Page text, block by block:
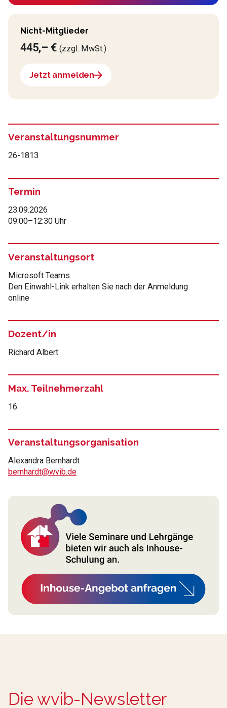
Nicht-Mitglieder
445,– €(zzgl. MwSt.)
Jetzt anmelden
Veranstaltungsnummer
26-1813
Termin
23.09.2026
09:00–12:30 Uhr
Veranstaltungsort
Microsoft Teams
Den Einwahl-Link erhalten Sie nach der Anmeldung
online
Dozent/in
Richard Albert
Max. Teilnehmerzahl
16
Veranstaltungsorganisation
Alexandra Bernhardt
bernhardt@wvib.de
Die wvib-Newsletter